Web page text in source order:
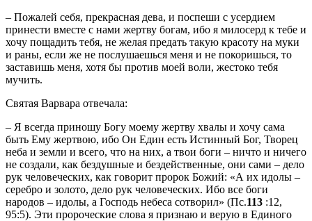
– Пожалей себя, прекрасная дева, и поспеши с усердием
принести вместе с нами жертву богам, ибо я милосерд к тебе и
хочу пощадить тебя, не желая предать такую красоту на муки
и раны, если же не послушаешься меня и не покоришься, то
заставишь меня, хотя бы против моей воли, жестоко тебя
мучить.
Святая Варвара отвечала:
– Я всегда приношу Богу моему жертву хвалы и хочу сама
быть Ему жертвою, ибо Он Един есть Истинный Бог, Творец
неба и земли и всего, что на них, а твои боги – ничто и ничего
не создали, как бездушные и бездейственные, они сами – дело
рук человеческих, как говорит пророк Божий: «А их идолы –
серебро и золото, дело рук человеческих. Ибо все боги
народов – идолы, а Господь небеса сотворил» (Пс.113 :12,
95:5). Эти пророческие слова я признаю и верую в Единого